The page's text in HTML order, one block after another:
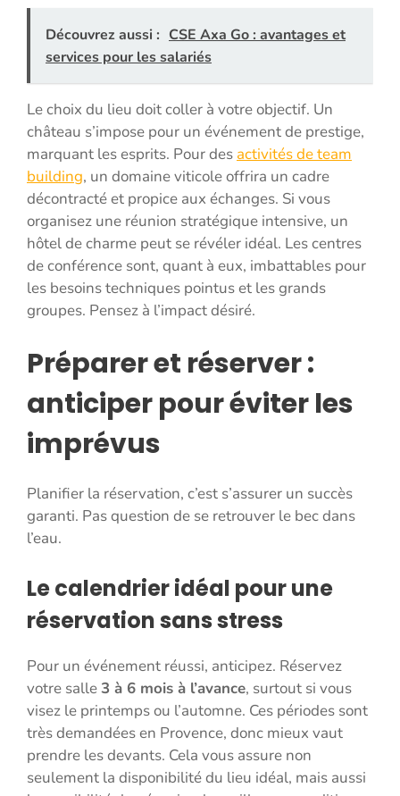
Découvrez aussi : CSE Axa Go : avantages et
services pour les salariés
Le choix du lieu doit coller à votre objectif. Un
château s’impose pour un événement de prestige,
marquant les esprits. Pour des activités de team
building, un domaine viticole offrira un cadre
décontracté et propice aux échanges. Si vous
organisez une réunion stratégique intensive, un
hôtel de charme peut se révéler idéal. Les centres
de conférence sont, quant à eux, imbattables pour
les besoins techniques pointus et les grands
groupes. Pensez à l’impact désiré.
Préparer et réserver :
anticiper pour éviter les
imprévus
Planifier la réservation, c’est s’assurer un succès
garanti. Pas question de se retrouver le bec dans
l’eau.
Le calendrier idéal pour une
réservation sans stress
Pour un événement réussi, anticipez. Réservez
votre salle3 à 6 mois à l’avance, surtout si vous
visez le printemps ou l’automne. Ces périodes sont
très demandées en Provence, donc mieux vaut
prendre les devants. Cela vous assure non
seulement la disponibilité du lieu idéal, mais aussi